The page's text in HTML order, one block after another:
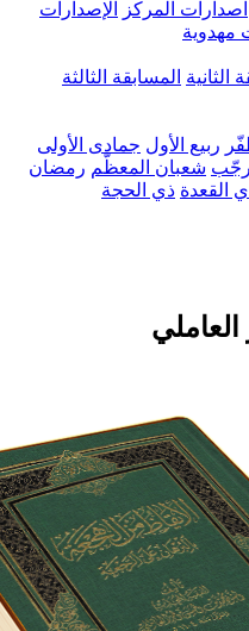
الإصدارات
الثالثة
جمادى الأولى
رمضان